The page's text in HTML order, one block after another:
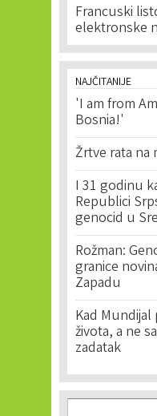
Francuski
elektronske
NAJČITANIJE
'I am from
Bosnia!'
Žrtve rata na
I 31 godinu
Republici
genocid u
Rožman:
granice
Zapadu
Kad
života, a ne
zadatak
Search